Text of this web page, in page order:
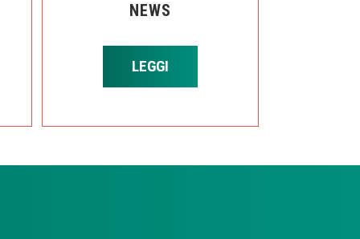
NEWS
LEGGI